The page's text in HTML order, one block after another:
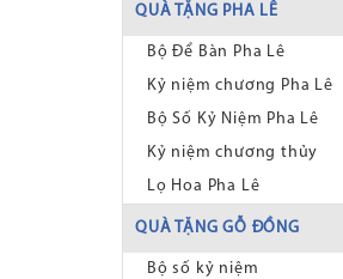
QUÀ TẶNG PHA LÊ
Bộ Để Bàn Pha Lê
Kỷ niệm chương Pha Lê
Bộ Số Kỷ Niệm Pha Lê
Kỷ niệm chương thủy
Lọ Hoa Pha Lê
QUÀ TẶNG GỖ ĐỒNG
Bộ số kỷ niệm